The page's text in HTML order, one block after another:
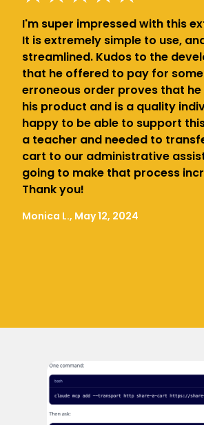
I'm super impressed with this
It is extremely simple to use,
streamlined. Kudos to the
that he offered to pay for
erroneous order proves that
his product and is a quality
happy to be able to support
a teacher and needed to
cart to our administrative
going to make that process
Thank you!
Monica L., May 12, 2024